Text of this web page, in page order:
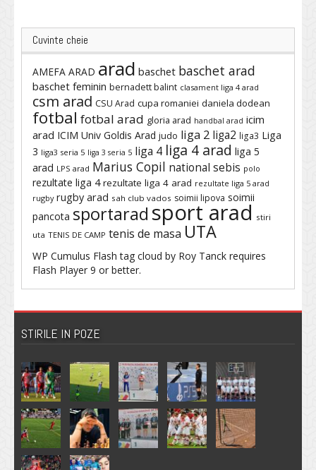
Cuvinte cheie
AMEFA ARAD arad baschet baschet arad
baschet feminin bernadett balint clasament liga 4 arad
csm arad CSU Arad cupa romaniei daniela dodean
fotbal fotbal arad gloria arad handbal arad icim
arad ICIM Univ Goldis Arad judo liga 2 liga2 liga3 Liga
3 liga3 seria 5 liga 3 seria 5 liga 4 liga 4 arad liga 5
arad LPS arad Marius Copil national sebis polo
rezultate liga 4 rezultate liga 4 arad rezultate liga 5 arad
rugby rugby arad sah club vados soimii lipova soimii
pancota sportarad sport arad stiri
uta TENIS DE CAMP tenis de masa UTA
WP Cumulus Flash tag cloud by Roy Tanck requires
Flash Player 9 or better.
STIRILE IN POZE